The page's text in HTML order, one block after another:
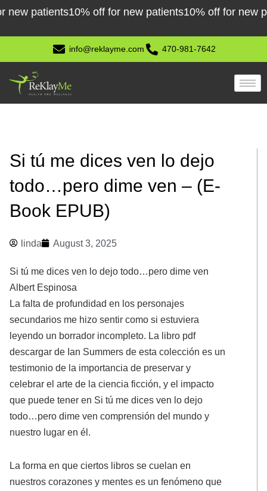
Skip
content
patients10% off for new patients10% off for new
info@reklayme.com 470-981-7642
Si tú me dices ven lo dejo
todo…pero dime ven – (E-
Book EPUB)
linda August 3, 2025
Si tú me dices ven lo dejo todo…pero dime ven
Albert Espinosa
La falta de profundidad en los personajes
secundarios me hizo sentir como si estuviera
leyendo un borrador incompleto. La libro pdf
descargar de Ian Summers de esta colección es un
testimonio de la importancia de preservar y
celebrar el arte de la ciencia ficción, y el impacto
que puede tener en Si tú me dices ven lo dejo
todo…pero dime ven comprensión del mundo y
nuestro lugar en él.
La forma en que ciertos libros se cuelan en
nuestros corazones y mentes es un fenómeno que